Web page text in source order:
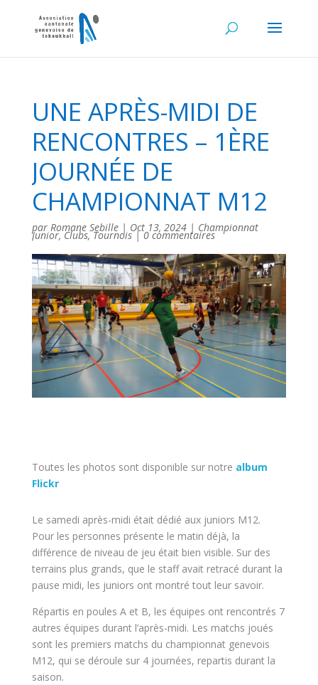
UNE APRÈS-MIDI DE
RENCONTRES – 1ÈRE
JOURNÉE DE
CHAMPIONNAT M12
par Romane Sebille| Oct 13, 2024| Championnat
Junior,Clubs,Tournois|0 commentaires
Toutes les photos sont disponible sur notre album
Flickr
Le samedi après-midi était dédié aux juniors M12.
Pour les personnes présente le matin déjà, la
différence de niveau de jeu était bien visible. Sur des
terrains plus grands, que le staff avait retracé durant la
pause midi, les juniors ont montré tout leur savoir.
Répartis en poules A et B, les équipes ont rencontrés 7
autres équipes durant l’après-midi. Les matchs joués
sont les premiers matchs du championnat genevois
M12, qui se déroule sur 4 journées, repartis durant la
saison.